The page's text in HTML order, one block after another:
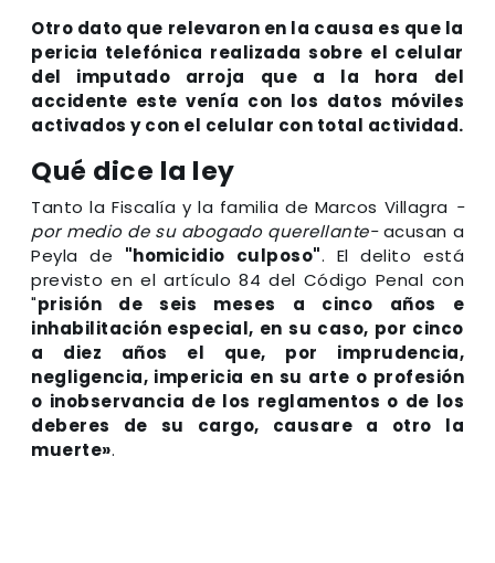
Otro dato que relevaron en la causa es que la
pericia telefónica realizada sobre el celular
del imputado arroja que a la hora del
accidente este venía con los datos móviles
activados y con el celular con total actividad.
Qué dice la ley
Tanto la Fiscalía y la familia de Marcos Villagra -
por medio de su abogado querellante-acusan a
Peyla de "homicidio culposo". El delito está
previsto en el artículo 84 del Código Penal con
"prisión de seis meses a cinco años e
inhabilitación especial, en su caso, por cinco
a diez años el que, por imprudencia,
negligencia, impericia en su arte o profesión
o inobservancia de los reglamentos o de los
deberes de su cargo, causare a otro la
muerte».